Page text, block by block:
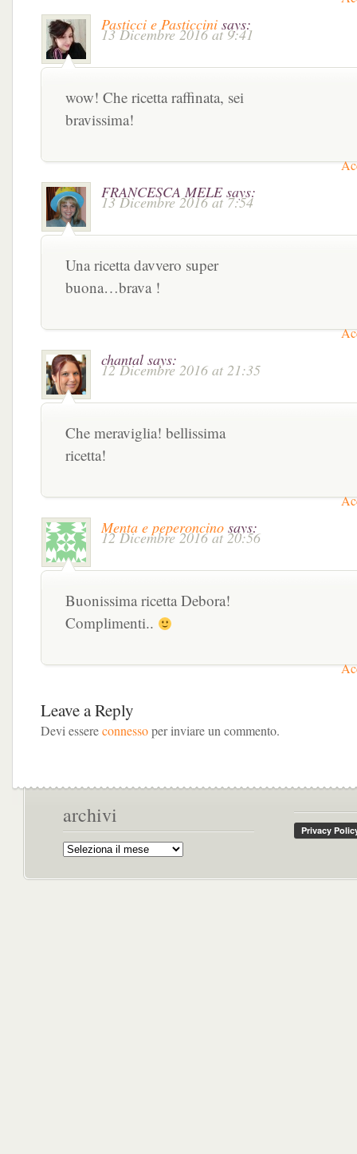
Pasticci e Pasticcini says:
13 Dicembre 2016 at 9:41
wow! Che ricetta raffinata, sei
bravissima!
FRANCESCA MELE says:
13 Dicembre 2016 at 7:54
Una ricetta davvero super
buona…brava !
chantal says:
12 Dicembre 2016 at 21:35
Che meraviglia! bellissima
ricetta!
Menta e peperoncino says:
12 Dicembre 2016 at 20:56
Buonissima ricetta Debora!
Complimenti..
Leave a Reply
Devi essereconnessoper inviare un commento.
archivi
Archivi